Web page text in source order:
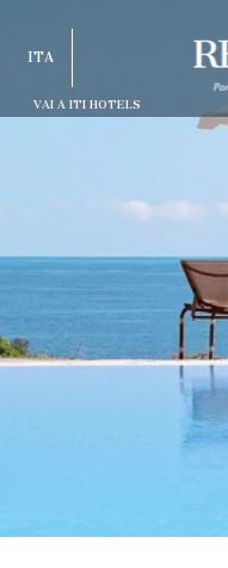
VAI A ITI HOTELS
ITA